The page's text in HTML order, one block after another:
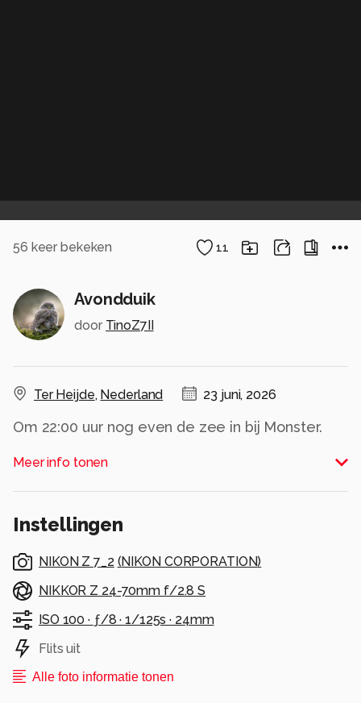
56 keer bekeken 11
Avondduik
door TinoZ7II
Ter Heijde, Nederland 23 juni, 2026
Om 22:00 uur nog even de zee in bij Monster.
Meer info tonen
Instellingen
NIKON Z 7_2 (NIKON CORPORATION)
NIKKOR Z 24-70mm f/2.8 S
ISO 100 · ƒ/8 ·1/125s · 24mm
Flits uit
Alle foto informatie tonen